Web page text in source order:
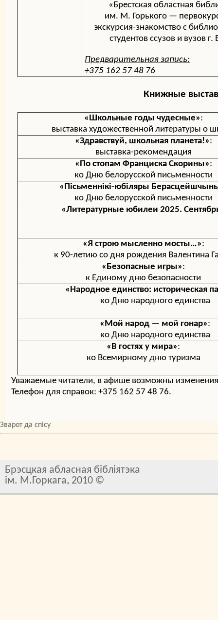
«Брестская областная
им. М. Горького —
экскурсия-знакомство с
студентов ссузов и вузов г.
Предварительная запись:
+375 162 57 48 76
Книжные
«Школьные годы чудесные»:
выставка художественной литературы о
«Здравствуй, школьная планета!»:
выставка-рекомендация
«По стопам Франциска Скорины»:
ко Дню белорусской письменности
«Пісьменнікі-юбіляры
ко Дню белорусской письменности
«Литературные юбилеи 2025.
«Я строю мысленно мосты…»:
к 90-летию со дня рождения Валентина
«Безопасные игры»:
к Единому дню безопасности
«Народное единство: историческая
ко Дню народного единства
«Мой народ — мой гонар»:
ко Дню народного единства
«В гостях у мира»:
ко Всемирному дню туризма
Уважаемые читатели, в афише возможны
Телефон для справок: +375 162 57 48 76.
Зварот да спісу
Брэсцкая абласная бібліятэка
ім. М.Горкага, 2010 ©